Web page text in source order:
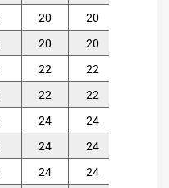
20 20
20 20
22 22
22 22
24 24
24 24
24 24